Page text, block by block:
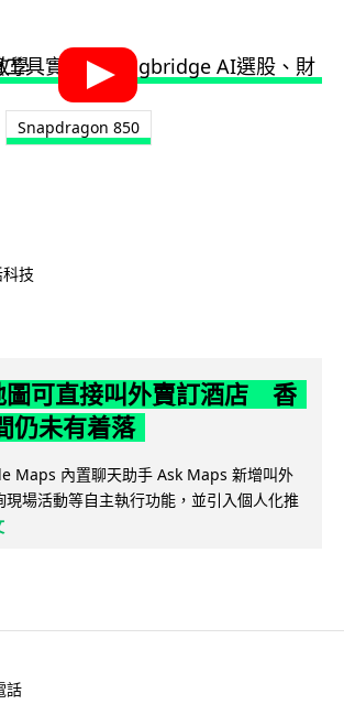
Snapdragon 850
技
圖可直接叫外賣訂酒店 香
仍未有着落
Maps 內置聊天助手 Ask Maps 新增叫外
現場活動等自主執行功能，並引入個人化推
話